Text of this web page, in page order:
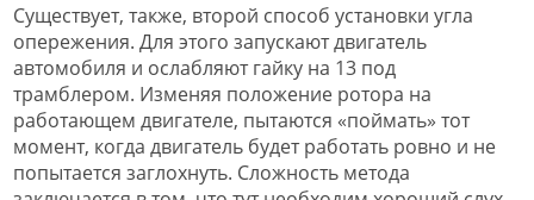
Существует, также, второй способ установки угла
опережения. Для этого запускают двигатель
автомобиля и ослабляют гайку на 13 под
трамблером. Изменяя положение ротора на
работающем двигателе, пытаются «поймать» тот
момент, когда двигатель будет работать ровно и не
попытается заглохнуть. Сложность метода